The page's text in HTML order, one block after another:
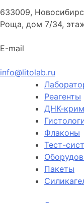
633009,
Роща, дом 7/34,
E-mail
info@litolab.ru
Реагенты
ДНК-
Флаконы
Тест-
Пакеты